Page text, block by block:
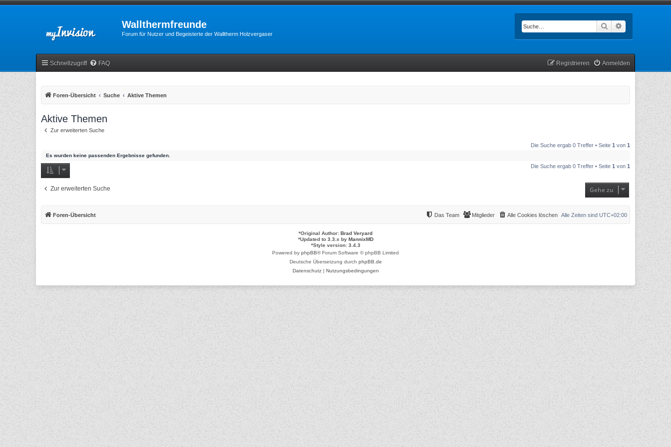
Wallthermfreunde
Forum für Nutzer und Begeisterte der Walltherm Holzvergaser
Suche
Schnellzugriff FAQ Anmelden
Registrieren
Foren-Übersicht Suche Aktive Themen
Aktive Themen
Zur erweiterten Suche
Die Suche ergab 0 Treffer • Seite 1 von 1
Es wurden keine passenden Ergebnisse gefunden.
Die Suche ergab 0 Treffer • Seite 1 von 1
Zur erweiterten Suche Gehe zu
Foren-Übersicht Alle Zeiten sind UTC+02:00
Alle Cookies löschen
Mitglieder
Das Team
*Original Author: Brad Veryard
*Updated to 3.3.x by MannixMD
*Style version: 3.4.3
Powered by phpBB® Forum Software © phpBB Limited
Deutsche Übersetzung durch phpBB.de
Datenschutz| Nutzungsbedingungen